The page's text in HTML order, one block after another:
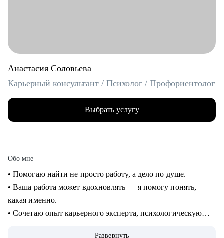
Анастасия Соловьева
Карьерный консультант / Психолог / Профориентолог
Выбрать услугу
Обо мне
• Помогаю найти не просто работу, а дело по душе.
• Ваша работа может вдохновлять — я помогу понять,
какая именно.
• Сочетаю опыт карьерного эксперта, психологическую
Развернуть